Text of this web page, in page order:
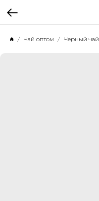
Чай оптом Черный чай